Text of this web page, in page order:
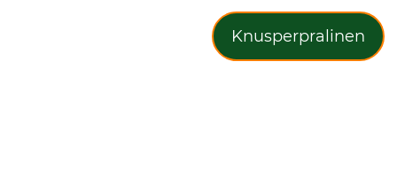
Knusperpralinen